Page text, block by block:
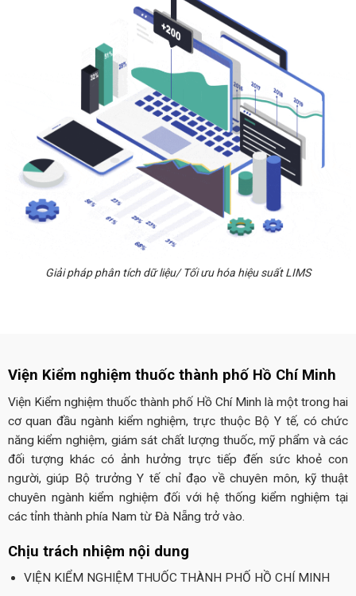
Giải pháp phân tích dữ liệu/ Tối ưu hóa hiệu suất LIMS
Viện Kiểm nghiệm thuốc thành phố Hồ Chí Minh
Viện Kiểm nghiệm thuốc thành phố Hồ Chí Minh là một trong hai
cơ quan đầu ngành kiểm nghiệm, trực thuộc Bộ Y tế, có chức
năng kiểm nghiệm, giám sát chất lượng thuốc, mỹ phẩm và các
đối tượng khác có ảnh hưởng trực tiếp đến sức khoẻ con
người, giúp Bộ trưởng Y tế chỉ đạo về chuyên môn, kỹ thuật
chuyên ngành kiểm nghiệm đối với hệ thống kiểm nghiệm tại
các tỉnh thành phía Nam từ Đà Nẵng trở vào.
Chịu trách nhiệm nội dung
VIỆN KIỂM NGHIỆM THUỐC THÀNH PHỐ HỒ CHÍ MINH